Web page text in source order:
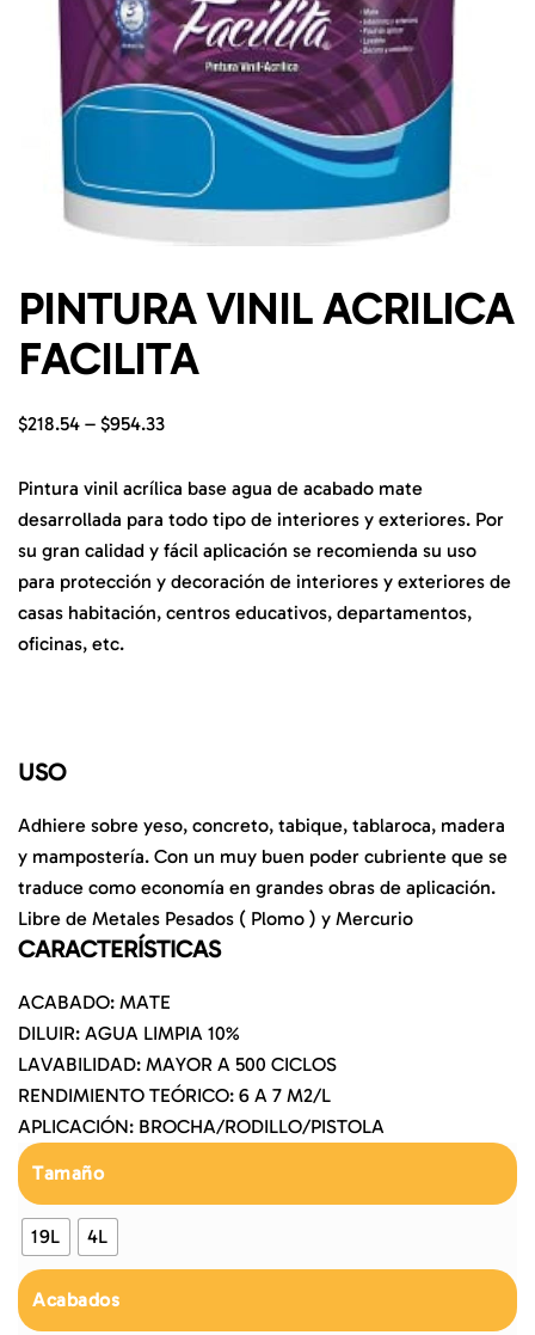
PINTURA VINIL ACRILICA
FACILITA
$218.54 – $954.33
Pintura vinil acrílica base agua de acabado mate
desarrollada para todo tipo de interiores y exteriores. Por
su gran calidad y fácil aplicación se recomienda su uso
para protección y decoración de interiores y exteriores de
casas habitación, centros educativos, departamentos,
oficinas, etc.
USO
Adhiere sobre yeso, concreto, tabique, tablaroca, madera
y mampostería. Con un muy buen poder cubriente que se
traduce como economía en grandes obras de aplicación.
Libre de Metales Pesados ( Plomo ) y Mercurio
CARACTERÍSTICAS
ACABADO: MATE
DILUIR: AGUA LIMPIA 10%
LAVABILIDAD: MAYOR A 500 CICLOS
RENDIMIENTO TEÓRICO: 6 A 7 M2/L
APLICACIÓN: BROCHA/RODILLO/PISTOLA
Tamaño
19L 4L
Acabados